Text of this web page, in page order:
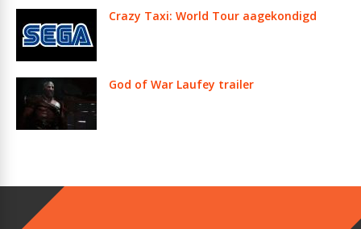
Crazy Taxi: World Tour aagekondigd
God of War Laufey trailer